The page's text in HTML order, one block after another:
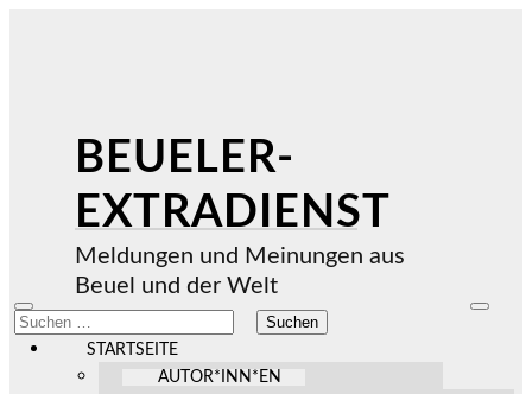
BEUELER-
EXTRADIENST
Meldungen und Meinungen aus
Beuel und der Welt
Mobile-
Menü
ein-/ausblenden
Suchen
nach:
STARTSEITE
AUTOR*INN*EN